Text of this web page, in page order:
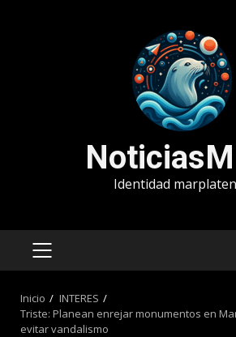
Identidad
MENÚ
Inicio
INTERES
Triste: Planean enrejar monumentos en
evitar vandalismo